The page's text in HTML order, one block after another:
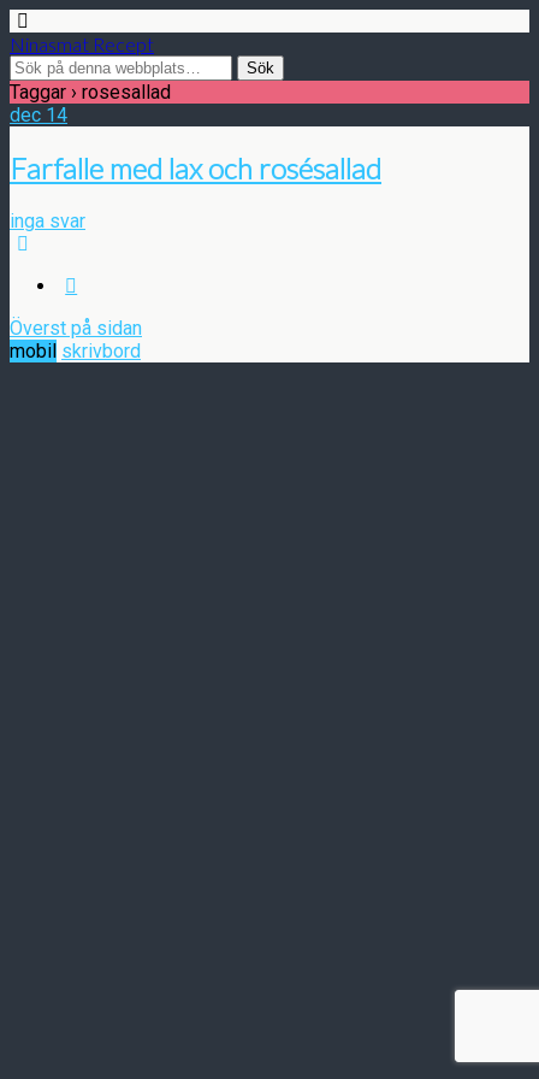
Ninasmat Recept
Taggar › rosesallad
dec 14
Farfalle med lax och rosésallad
inga svar
Överst på sidan
mobil skrivbord